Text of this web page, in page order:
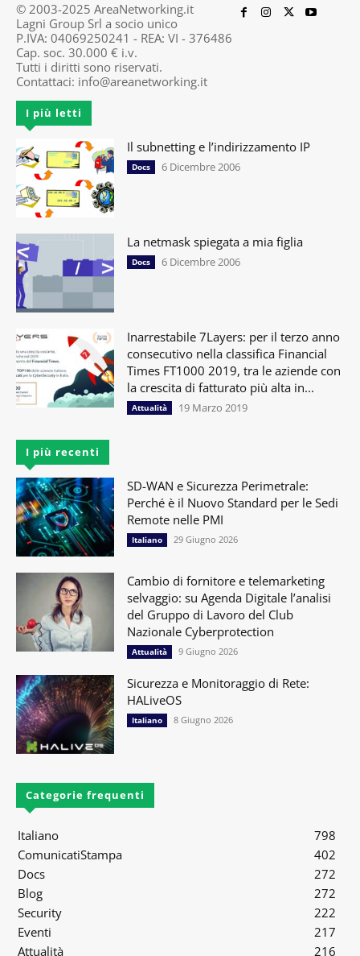
© 2003-2025 AreaNetworking.it
Lagni Group Srl a socio unico
P.IVA: 04069250241 - REA: VI - 376486
Cap. soc. 30.000 € i.v.
Tutti i diritti sono riservati.
Contattaci: info@areanetworking.it
I più letti
Il subnetting e l’indirizzamento IP
Docs 6 Dicembre 2006
La netmask spiegata a mia figlia
Docs 6 Dicembre 2006
Inarrestabile 7Layers: per il terzo anno
consecutivo nella classifica Financial
Times FT1000 2019, tra le aziende con
la crescita di fatturato più alta in...
Attualità 19 Marzo 2019
I più recenti
SD-WAN e Sicurezza Perimetrale:
Perché è il Nuovo Standard per le Sedi
Remote nelle PMI
Italiano 29 Giugno 2026
Cambio di fornitore e telemarketing
selvaggio: su Agenda Digitale l’analisi
del Gruppo di Lavoro del Club
Nazionale Cyberprotection
Attualità 9 Giugno 2026
Sicurezza e Monitoraggio di Rete:
HALiveOS
Italiano 8 Giugno 2026
Categorie frequenti
Italiano
798
ComunicatiStampa
402
Docs
272
Blog
272
Security
222
Eventi
217
Attualità
216